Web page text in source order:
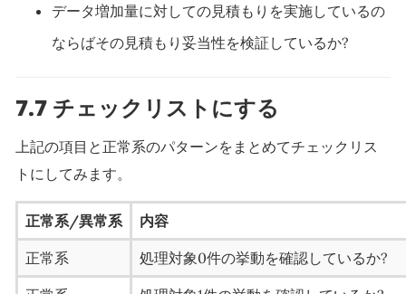
データ増加量に対しての見積もりを実施しているの
ならばその見積もり妥当性を検証しているか?
7.7 チェックリストにする
上記の項目と正常系のパターンをまとめてチェックリス
トにしてみます。
正常系/異常系 内容
正常系 処理対象0件の挙動を確認しているか?